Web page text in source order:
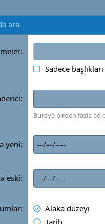
ara
Sadece
Buraya birden fazla ad
yeni
eski
Alaka düzeyi
Tarih